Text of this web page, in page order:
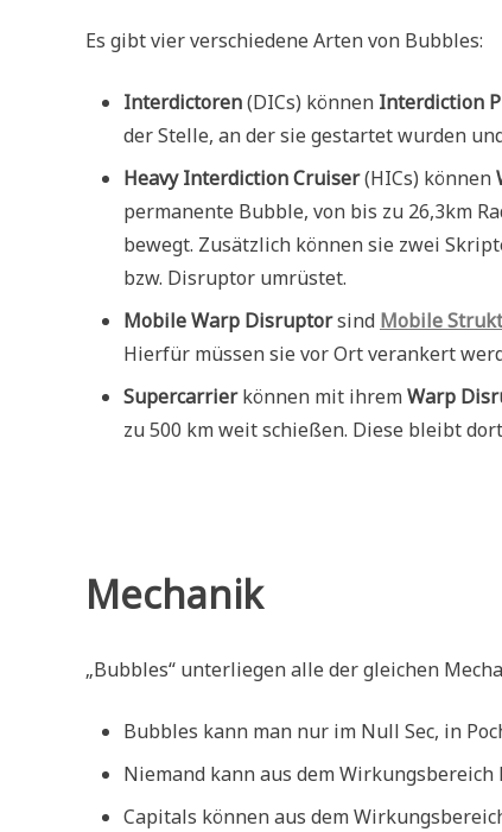
Es gibt vier verschiedene Arten von Bubbles:
Interdictoren(DICs) können Interdiction
der Stelle, an der sie gestartet wurden
Heavy Interdiction Cruiser(HICs) können
permanente Bubble, von bis zu 26,3km
bewegt. Zusätzlich können sie zwei
bzw. Disruptor umrüstet.
Mobile Warp Disruptorsind Mobile
Hierfür müssen sie vor Ort verankert
Supercarrierkönnen mit ihremWarp
zu 500 km weit schießen. Diese bleibt
Mechanik
„Bubbles“ unterliegen alle der gleichen
Bubbles kann man nur im Null Sec, in
Niemand kann aus dem
Capitals können aus dem